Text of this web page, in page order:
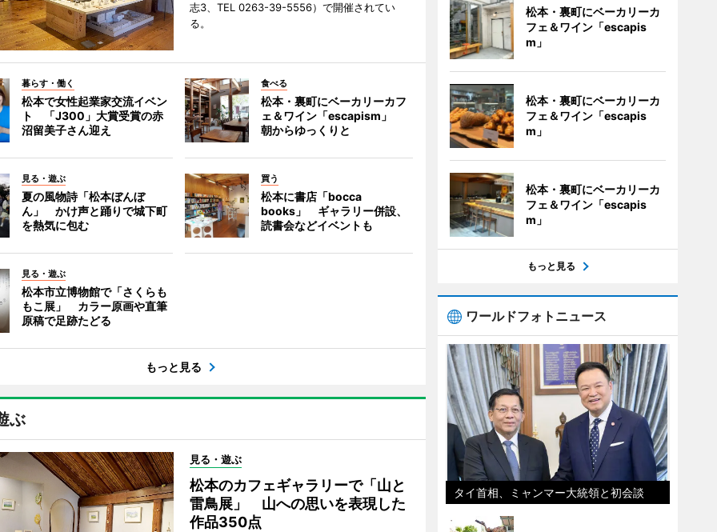
志3、TEL 0263-39-5556）で開催されてい
る。
暮らす・働く
松本で女性起業家交流イベン
ト 「J300」大賞受賞の赤
沼留美子さん迎え
食べる
松本・裏町にベーカリーカフ
ェ＆ワイン「escapism」
朝からゆっくりと
見る・遊ぶ
夏の風物詩「松本ぼんぼ
ん」 かけ声と踊りで城下町
を熱気に包む
買う
松本に書店「bocca
books」 ギャラリー併設、
読書会などイベントも
見る・遊ぶ
松本市立博物館で「さくらも
もこ展」 カラー原画や直筆
原稿で足跡たどる
もっと見る
ぶ
見る・遊ぶ
松本のカフェギャラリーで「山と
雷鳥展」 山への思いを表現した
作品350点
松本・裏町にベーカリーカ
フェ＆ワイン「escapis
m」
松本・裏町にベーカリーカ
フェ＆ワイン「escapis
m」
松本・裏町にベーカリーカ
フェ＆ワイン「escapis
m」
もっと見る
ワールドフォトニュース
タイ首相、ミャンマー大統領と初会談